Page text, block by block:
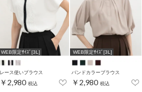
WEB限定ｻｲｽﾞ[3L]
レース使いブラウス
￥2,980 税込
WEB限定ｻｲｽﾞ[3L]
バンドカラーブラウス
￥2,980 税込